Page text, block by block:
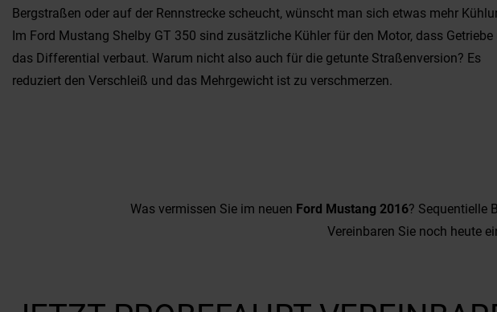
Bergstraßen oder auf der Rennstrecke scheucht, wünscht man sich etwas mehr
Im Ford Mustang Shelby GT 350 sind zusätzliche Kühler für den Motor, dass Getriebe
das Differential verbaut. Warum nicht also auch für die getunte Straßenversion? Es
reduziert den Verschleiß und das Mehrgewicht ist zu verschmerzen.
Was vermissen Sie im neuen Ford Mustang 2016? Sequentielle
Vereinbaren Sie noch heute